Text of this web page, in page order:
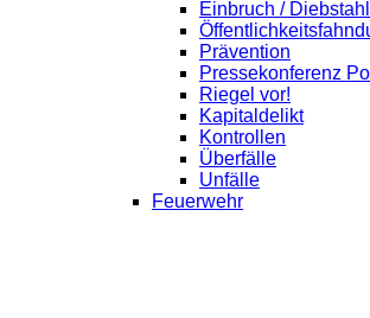
Einbruch / Diebstahl
Prävention
Pressekonferenz
Riegel vor!
Kapitaldelikt
Kontrollen
Überfälle
Unfälle
Feuerwehr